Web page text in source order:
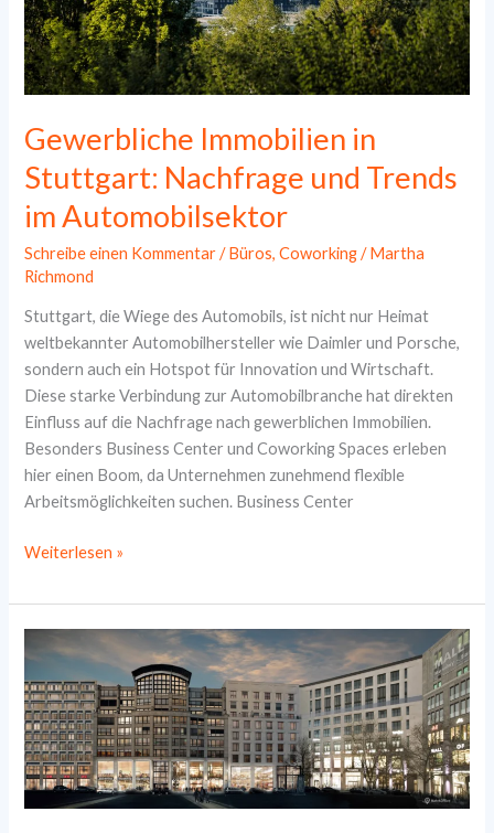
Gewerbliche Immobilien in
Stuttgart: Nachfrage und Trends
im Automobilsektor
Schreibe einen Kommentar /Büros,Coworking/Martha
Richmond
Stuttgart, die Wiege des Automobils, ist nicht nur Heimat
weltbekannter Automobilhersteller wie Daimler und Porsche,
sondern auch ein Hotspot für Innovation und Wirtschaft.
Diese starke Verbindung zur Automobilbranche hat direkten
Einfluss auf die Nachfrage nach gewerblichen Immobilien.
Besonders Business Center und Coworking Spaces erleben
hier einen Boom, da Unternehmen zunehmend flexible
Arbeitsmöglichkeiten suchen. Business Center
Gewerbliche
in
Stuttgart:
Nachfrage
und
Trends
im
Automobilsektor
Weiterlesen »